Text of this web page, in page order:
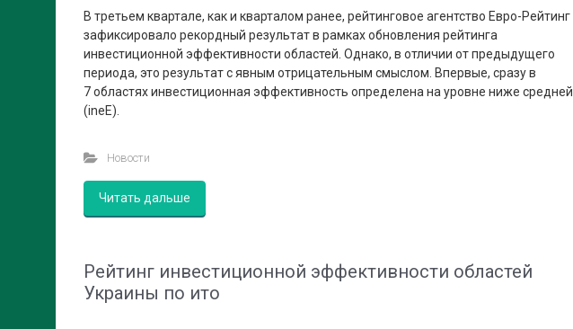
В третьем квартале, как и кварталом ранее, рейтинговое агентство Евро-Рейтинг
зафиксировало рекордный результат в рамках обновления рейтинга
инвестиционной эффективности областей. Однако, в отличии от предыдущего
периода, это результат с явным отрицательным смыслом. Впервые, сразу в
7 областях инвестиционная эффективность определена на уровне ниже средней
(ineЕ).
Новости
Читать дальше
Рейтинг инвестиционной эффективности областей
Украины по ито